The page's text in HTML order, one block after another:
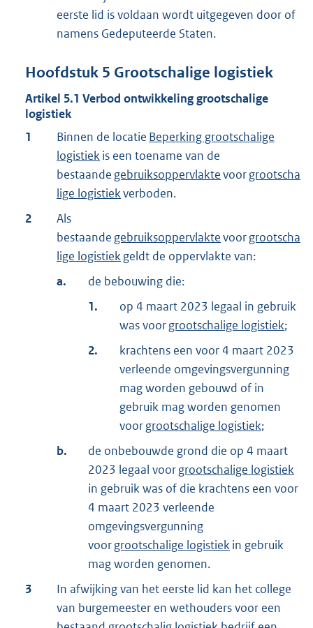
eerste lid is voldaan wordt uitgegeven door of
namens Gedeputeerde Staten.
Hoofdstuk 5 Grootschalige logistiek
Artikel 5.1 Verbod ontwikkeling grootschalige
logistiek
1
Binnen de locatie Beperking grootschalige
logistiekis een toename van de
bestaande gebruiksoppervlaktevoorgrootscha
lige logistiekverboden.
2
Als
bestaande gebruiksoppervlaktevoorgrootscha
lige logistiekgeldt de oppervlakte van:
a.
de bebouwing die:
1.
op 4 maart 2023 legaal in gebruik
was voorgrootschalige logistiek;
2.
krachtens een voor 4 maart 2023
verleende omgevingsvergunning
mag worden gebouwd of in
gebruik mag worden genomen
voorgrootschalige logistiek;
b.
de onbebouwde grond die op 4 maart
2023 legaal voorgrootschalige logistiek
in gebruik was of die krachtens een voor
4 maart 2023 verleende
omgevingsvergunning
voorgrootschalige logistiekin gebruik
mag worden genomen.
3
In afwijking van het eerste lid kan het college
van burgemeester en wethouders voor een